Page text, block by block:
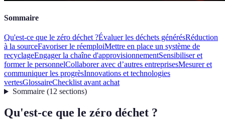
Sommaire
Qu'est-ce que le zéro déchet ?Évaluer les déchets générésRéduction
à la sourceFavoriser le réemploiMettre en place un système de
recyclageEngager la chaîne d'approvisionnementSensibiliser et
former le personnelCollaborer avec d’autres entreprisesMesurer et
communiquer les progrèsInnovations et technologies
vertesGlossaireChecklist avant achat
Sommaire(12 sections)
Qu'est-ce que le zéro déchet ?